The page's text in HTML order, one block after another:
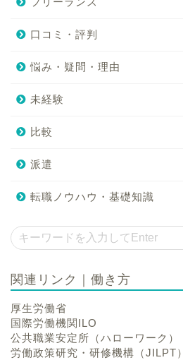
口コミ・評判
悩み・疑問・理由
未経験
比較
派遣
転職ノウハウ・基礎知識
関連リンク｜働き方
厚生労働省
国際労働機関ILO
公共職業安定所（ハローワーク）
労働政策研究・研修機構（JILPT）